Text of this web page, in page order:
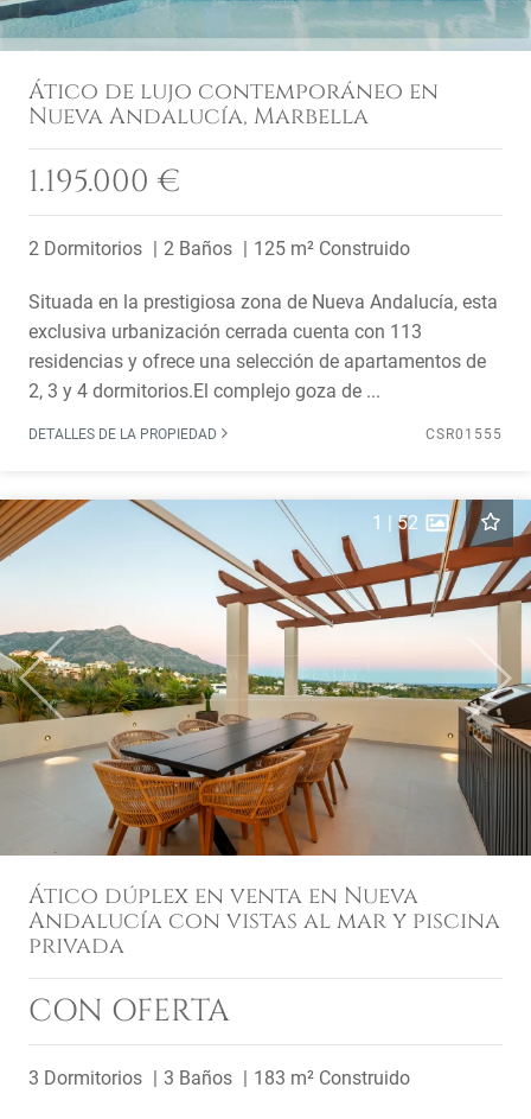
Ático de lujo contemporáneo en
Nueva Andalucía, Marbella
1.195.000 €
2 Dormitorios 2 Baños 125 m² Construido
Situada en la prestigiosa zona de Nueva Andalucía, esta
exclusiva urbanización cerrada cuenta con 113
residencias y ofrece una selección de apartamentos de
2, 3 y 4 dormitorios.El complejo goza de ...
DETALLES DE LA PROPIEDAD CSR01555
Previous Next
1 | 52
Ático dúplex en venta en Nueva
Andalucía con vistas al mar y piscina
privada
CON OFERTA
3 Dormitorios 3 Baños 183 m² Construido